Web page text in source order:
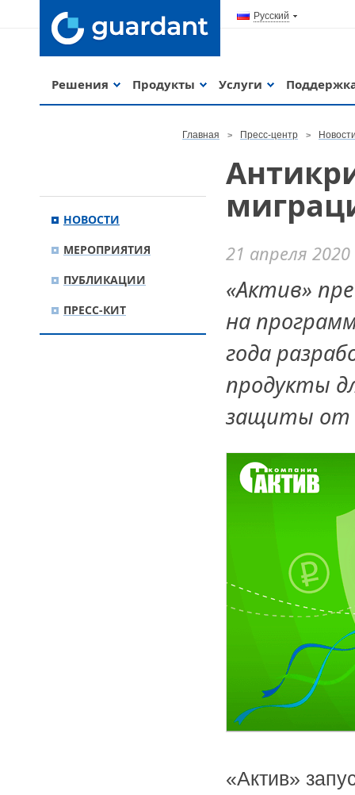
Русский
Решения Продукты Услуги
Главная Пресс-центр
21 апреля 2020
«Актив»
на
года
продукты
защиты от
«Актив»
НОВОСТИ
МЕРОПРИЯТИЯ
ПУБЛИКАЦИИ
ПРЕСС-КИТ